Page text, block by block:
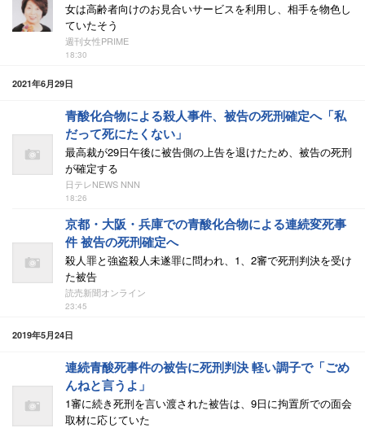
女は高齢者向けのお見合いサービスを利用し、相手を物色し
ていたそう
週刊女性PRIME
18:30
2021年6月29日
青酸化合物による殺人事件、被告の死刑確定へ「私
だって死にたくない」
最高裁が29日午後に被告側の上告を退けたため、被告の死刑
が確定する
日テレNEWS NNN
18:26
京都・大阪・兵庫での青酸化合物による連続変死事
件 被告の死刑確定へ
殺人罪と強盗殺人未遂罪に問われ、1、2審で死刑判決を受け
た被告
読売新聞オンライン
23:45
2019年5月24日
連続青酸死事件の被告に死刑判決 軽い調子で「ごめ
んねと言うよ」
1審に続き死刑を言い渡された被告は、9日に拘置所での面会
取材に応じていた